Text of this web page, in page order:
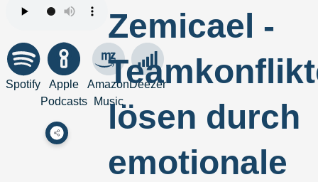
Spotify
Apple
Podcasts
Amazon
Music
Deezer
Zemicael -
lösen durch
emotionale